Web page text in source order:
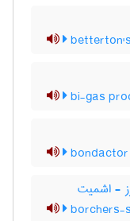
bi-gas
- اشمیت
borchers-